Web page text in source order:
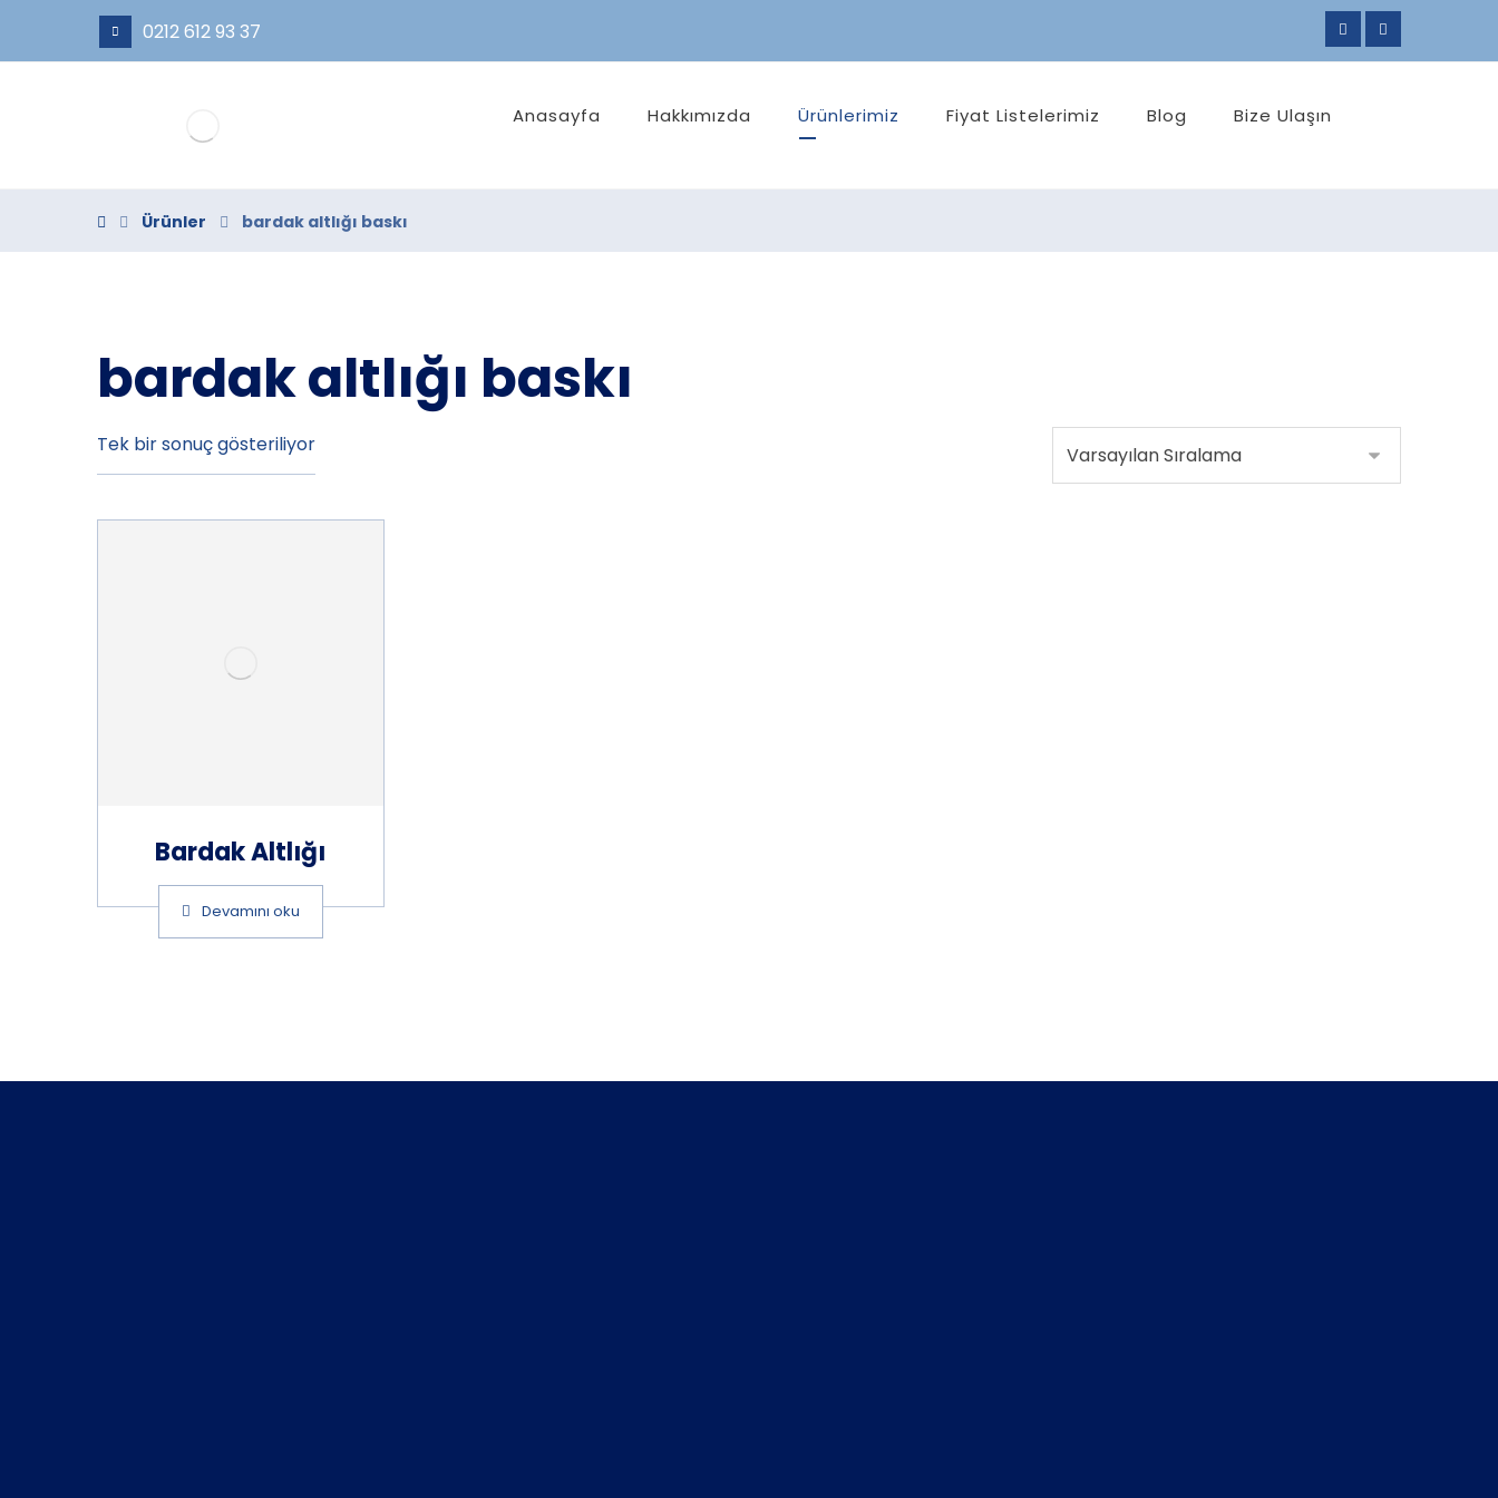
0212 612 93 37
Anasayfa Hakkımızda Ürünlerimiz Fiyat Listelerimiz Blog Bize Ulaşın
Ürünler bardak altlığı baskı
bardak altlığı baskı
Tek bir sonuç gösteriliyor
Bardak Altlığı
Devamını oku